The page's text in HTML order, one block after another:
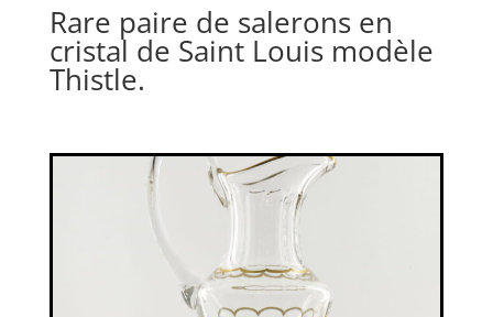
Rare paire de salerons en
cristal de Saint Louis modèle
Thistle.